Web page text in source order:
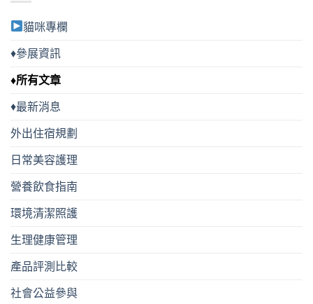
貓咪專欄
♦參展資訊
♦所有文章
♦最新消息
外出住宿規劃
日常美容護理
營養飲食指南
環境清潔照護
生理健康管理
產品評測比較
社會公益參與